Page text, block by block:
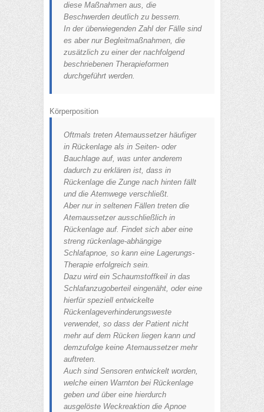
diese Maßnahmen aus, die
Beschwerden deutlich zu bessern.
In der überwiegenden Zahl der Fälle sind
es aber nur Begleitmaßnahmen, die
zusätzlich zu einer der nachfolgend
beschriebenen Therapieformen
durchgeführt werden.
Körperposition
Oftmals treten Atemaussetzer häufiger
in Rückenlage als in Seiten- oder
Bauchlage auf, was unter anderem
dadurch zu erklären ist, dass in
Rückenlage die Zunge nach hinten fällt
und die Atemwege verschließt.
Aber nur in seltenen Fällen treten die
Atemaussetzer ausschließlich in
Rückenlage auf. Findet sich aber eine
streng rückenlage-abhängige
Schlafapnoe, so kann eine Lagerungs-
Therapie erfolgreich sein.
Dazu wird ein Schaumstoffkeil in das
Schlafanzugoberteil eingenäht, oder eine
hierfür speziell entwickelte
Rückenlageverhinderungsweste
verwendet, so dass der Patient nicht
mehr auf dem Rücken liegen kann und
demzufolge keine Atemaussetzer mehr
auftreten.
Auch sind Sensoren entwickelt worden,
welche einen Warnton bei Rückenlage
geben und über eine hierdurch
ausgelöste Weckreaktion die Apnoe